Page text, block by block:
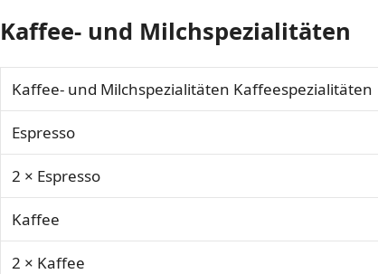
Kaffee- und Milchspezialitäten
Kaffee- und Milchspezialitäten Kaffeespezialitäten
Espresso
2 × Espresso
Kaffee
2 × Kaffee